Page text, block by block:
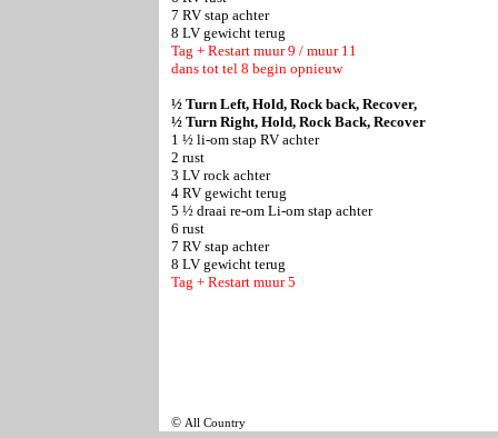
7 RV stap achter
8 LV gewicht terug
Tag + Restart muur 9 / muur 11
dans tot tel 8 begin opnieuw
½ Turn Left, Hold, Rock back, Recover,
½ Turn Right, Hold, Rock Back, Recover
1 ½ li-om stap RV achter
2 rust
3 LV rock achter
4 RV gewicht terug
5 ½ draai re-om Li-om stap achter
6 rust
7 RV stap achter
8 LV gewicht terug
Tag + Restart muur 5
© All Country